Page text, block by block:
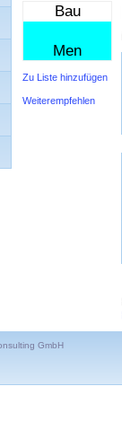
Bau
Men
Zu Liste hinzufügen
Weiterempfehlen
GmbH